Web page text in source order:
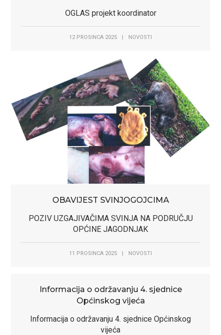
OGLAS projekt koordinator
12 PROSINCA 2025 | NOVOSTI
OBAVIJEST SVINJOGOJCIMA
POZIV UZGAJIVAČIMA SVINJA NA PODRUČJU
OPĆINE JAGODNJAK
11 PROSINCA 2025 | NOVOSTI
Informacija o održavanju 4. sjednice
Općinskog vijeća
Informacija o održavanju 4. sjednice Općinskog
vijeća